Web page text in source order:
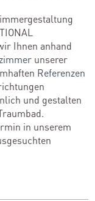
Ihnen anhand
unserer
Referenzen
und gestalten
in unserem